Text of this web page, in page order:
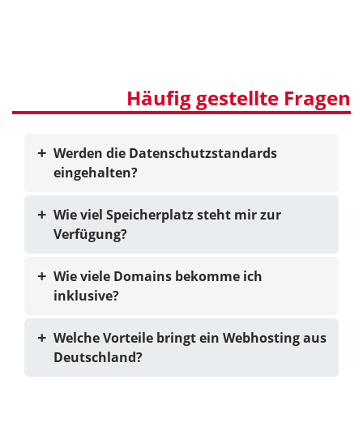
Häufig gestellte Fragen
Werden die Datenschutzstandards
eingehalten?
Wie viel Speicherplatz steht mir zur
Verfügung?
Wie viele Domains bekomme ich
inklusive?
Welche Vorteile bringt ein Webhosting aus
Deutschland?